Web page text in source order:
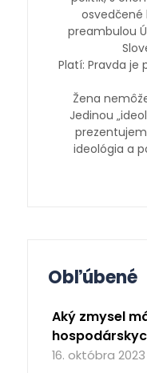
osvedčené
preambulou
Platí: Pravda je
Žena
Jedinou
ideológia a
Obľúbené
Aký zmysel
16. októbra